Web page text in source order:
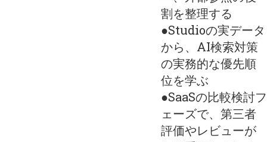
割を整理する
●Studioの実データ
から、AI検索対策
の実務的な優先順
位を学ぶ
●SaaSの比較検討フ
ェーズで、第三者
評価やレビューが